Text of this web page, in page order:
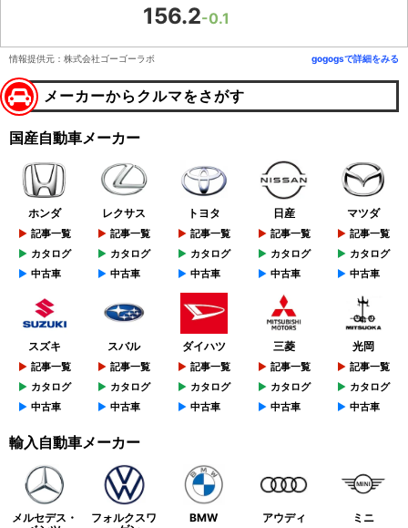
156.2-0.1
情報提供元：株式会社ゴーゴーラボ gogogsで詳細をみる
メーカーからクルマをさがす
国産自動車メーカー
ホンダ
記事一覧
カタログ
中古車
レクサス
記事一覧
カタログ
中古車
トヨタ
記事一覧
カタログ
中古車
日産
記事一覧
カタログ
中古車
マツダ
記事一覧
カタログ
中古車
スズキ
記事一覧
カタログ
中古車
スバル
記事一覧
カタログ
中古車
ダイハツ
記事一覧
カタログ
中古車
三菱
記事一覧
カタログ
中古車
光岡
記事一覧
カタログ
中古車
輸入自動車メーカー
メルセデス・
フォルクスワ
BMW アウディ ミニ